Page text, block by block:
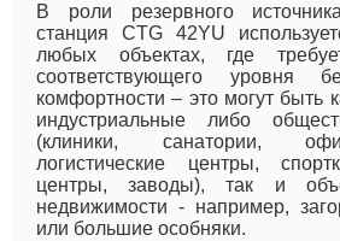
В роли резервного
станция CTG 42YU
любых объектах, где
соответствующего уровня
комфортности – это могут быть
индустриальные либо
(клиники, санатории,
логистические центры,
центры, заводы), так и
недвижимости - например,
или большие особняки.